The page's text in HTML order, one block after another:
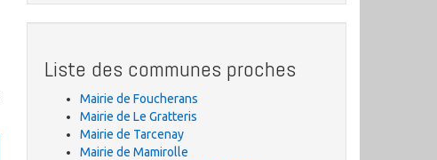
Liste des communes proches
Mairie de Foucherans
Mairie de Le Gratteris
Mairie de Tarcenay
Mairie de Mamirolle